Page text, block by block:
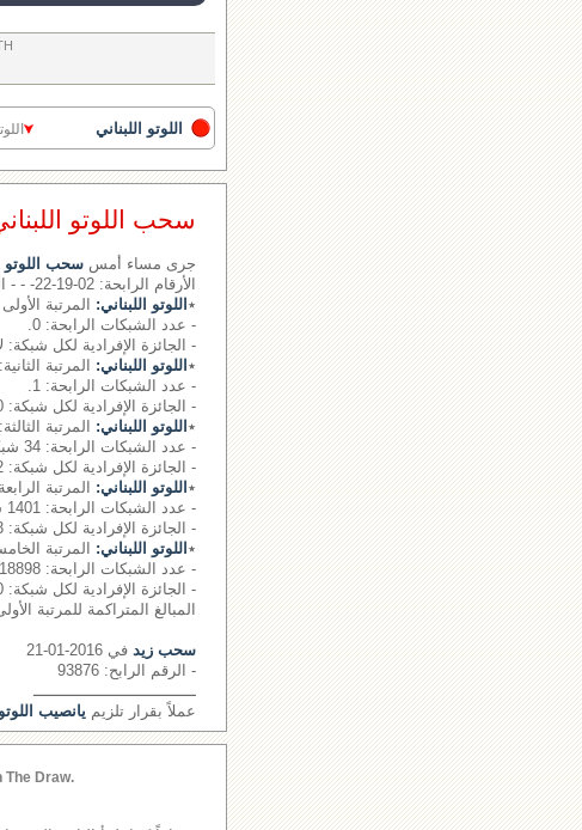
اللوتو اللبناني
سحب اللوتو اللبناني رقم 1372 في
جرى مساء أمس سحب اللوتو
الأرقام الرابحة: 02-19-22- - - الرقم الإضافي: 05
٭ اللوتو اللبناني: المرتبة
- عدد الشبكات الرابحة: 0.
- الجائزة الإفرادية لكل شبكة:
٭ اللوتو اللبناني: المرتبة
- عدد الشبكات الرابحة: 1.
- الجائزة الإفرادية لكل شبكة: 104861860 ل.ل.
٭ اللوتو اللبناني: المرتبة
- عدد الشبكات الرابحة: 34 شبكة.
- الجائزة الإفرادية لكل شبكة: 1673502 ل.ل.
٭ اللوتو اللبناني: المرتبة
- عدد الشبكات الرابحة: 1401 شبكة.
- الجائزة الإفرادية لكل شبكة: 40613 ل.ل.
٭ اللوتو اللبناني: المرتبة
- عدد الشبكات الرابحة: 18898 شبكة.
- الجائزة الإفرادية لكل شبكة: 8000 ل.ل.
المبالغ المتراكمة للمرتبة
سحب زيد في 2016-01-21
- الرقم الرابح: 93876
ــــــــــــــــــــــــــــــــــ
عملاً بقرار تلزيم يانصيب
The Draw.